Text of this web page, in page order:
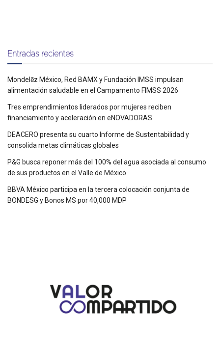
Entradas recientes
Mondelēz México, Red BAMX y Fundación IMSS impulsan
alimentación saludable en el Campamento FIMSS 2026
Tres emprendimientos liderados por mujeres reciben
financiamiento y aceleración en eNOVADORAS
DEACERO presenta su cuarto Informe de Sustentabilidad y
consolida metas climáticas globales
P&G busca reponer más del 100% del agua asociada al consumo
de sus productos en el Valle de México
BBVA México participa en la tercera colocación conjunta de
BONDESG y Bonos MS por 40,000 MDP